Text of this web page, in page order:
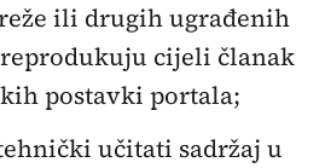
ili drugih ugrađenih
cijeli članak
postavki portala;
učitati sadržaj u